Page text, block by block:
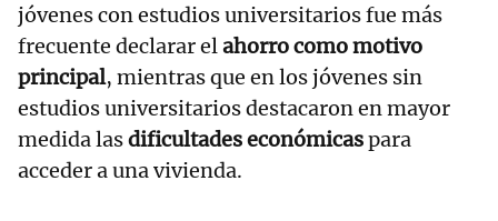
jóvenes con estudios universitarios fue más
frecuente declarar elahorro como motivo
principal, mientras que en los jóvenes sin
estudios universitarios destacaron en mayor
medida lasdificultades económicaspara
acceder a una vivienda.